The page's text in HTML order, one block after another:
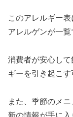
このアレルギー
アレルゲンが一覧
消費者が安心し
ギーを引き起こす
また、季節のメ
新の情報が手に入